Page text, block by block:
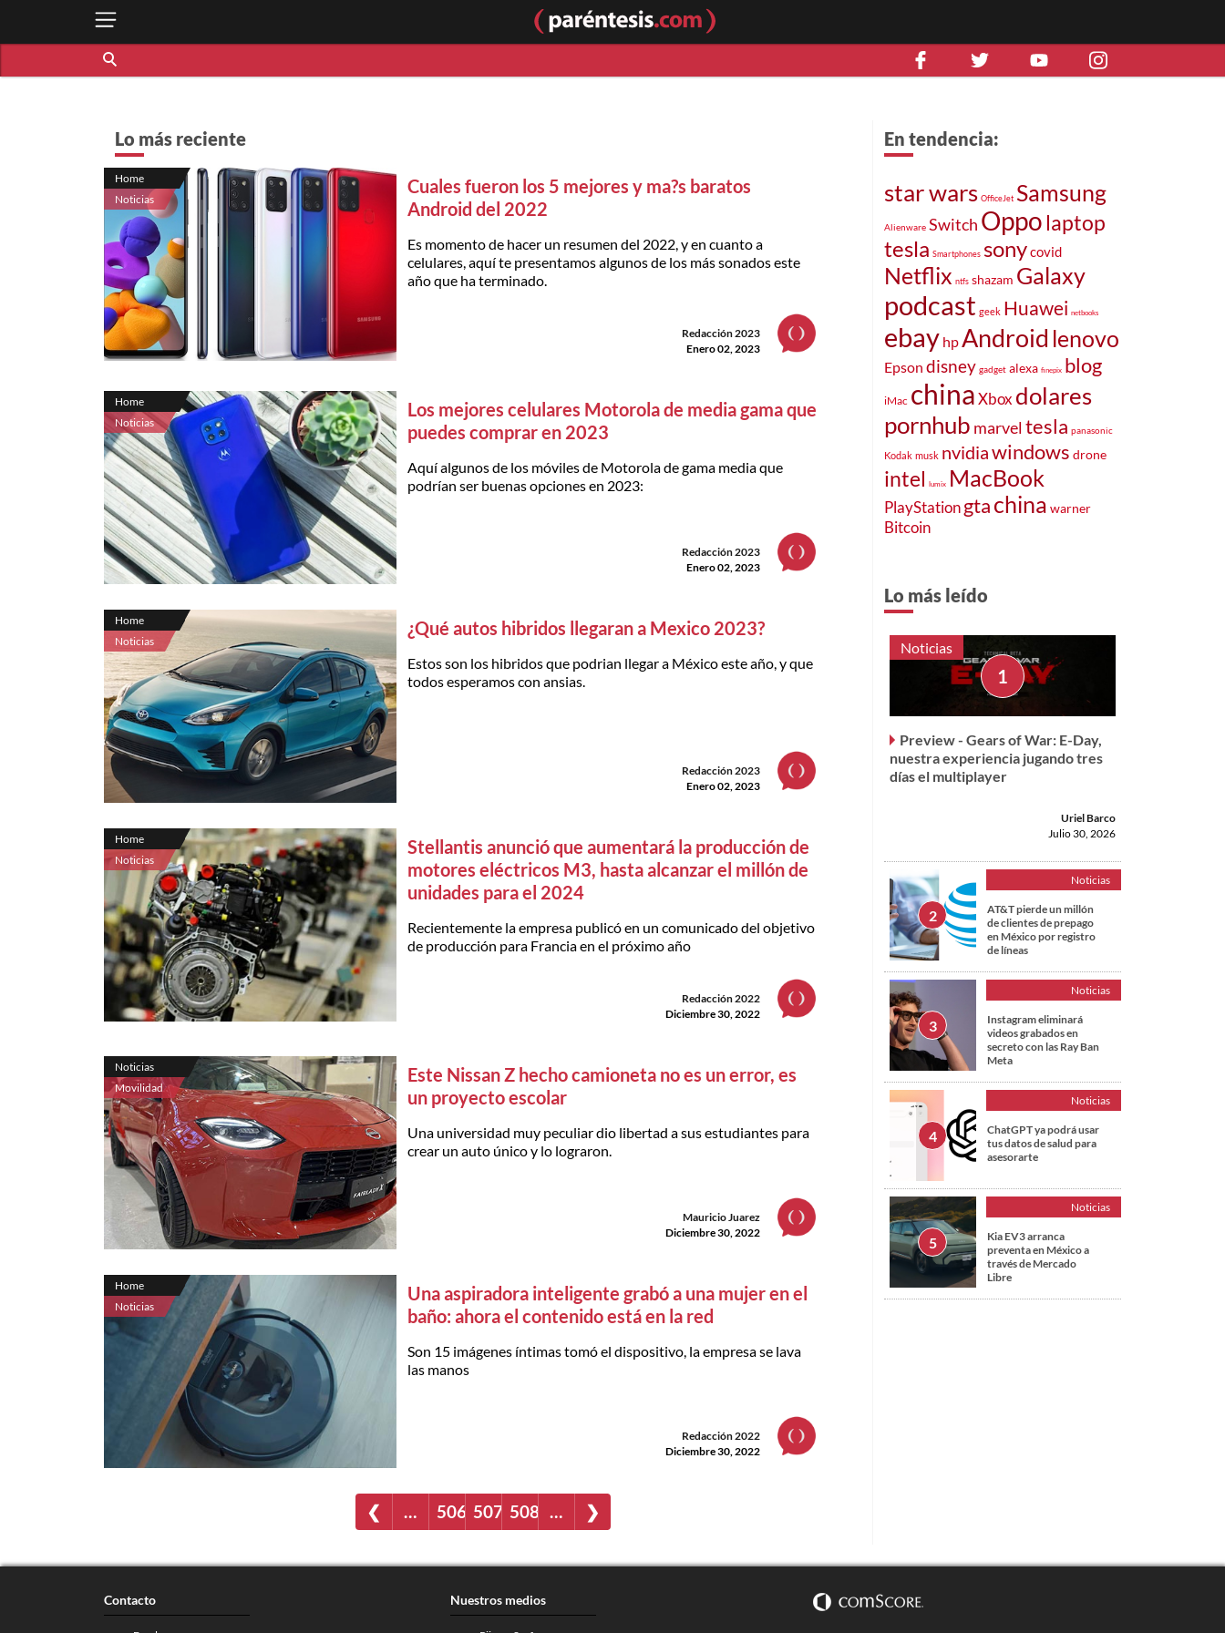
Lo más reciente
Home
Noticias
Cuales fueron los 5 mejores y ma?s baratos
Android del 2022
Es momento de hacer un resumen del 2022, y en cuanto a
celulares, aquí te presentamos algunos de los más sonados este
año que ha terminado.
Redacción 2023
Enero 02, 2023
Home
Noticias
Los mejores celulares Motorola de media gama que
puedes comprar en 2023
Aquí algunos de los móviles de Motorola de gama media que
podrían ser buenas opciones en 2023:
Redacción 2023
Enero 02, 2023
Home
Noticias
¿Qué autos hibridos llegaran a Mexico 2023?
Estos son los hibridos que podrian llegar a México este año, y que
todos esperamos con ansias.
Redacción 2023
Enero 02, 2023
Home
Noticias
Stellantis anunció que aumentará la producción de
motores eléctricos M3, hasta alcanzar el millón de
unidades para el 2024
Recientemente la empresa publicó en un comunicado del objetivo
de producción para Francia en el próximo año
Redacción 2022
Diciembre 30, 2022
Noticias
Movilidad
Este Nissan Z hecho camioneta no es un error, es
un proyecto escolar
Una universidad muy peculiar dio libertad a sus estudiantes para
crear un auto único y lo lograron.
Mauricio Juarez
Diciembre 30, 2022
Home
Noticias
Una aspiradora inteligente grabó a una mujer en el
baño: ahora el contenido está en la red
Son 15 imágenes íntimas tomó el dispositivo, la empresa se lava
las manos
Redacción 2022
Diciembre 30, 2022
❮ … 506 507 508 … ❯
En tendencia:
star wars OfficeJet Samsung
Alienware Switch Oppolaptop
tesla Smartphones sonycovid
Netflix ntfs shazam Galaxy
podcast geek Huawei netbooks
ebay hpAndroid lenovo
Epson disney gadget alexa finepix blog
iMac chinaXbox dolares
pornhub marveltesla panasonic
Kodak musk nvidiawindows drone
intel lumix MacBook
PlayStationgtachina warner
Bitcoin
Lo más leído
Noticias
Preview - Gears of War: E-Day,
nuestra experiencia jugando tres
días el multiplayer
Uriel Barco
Julio 30, 2026
Noticias
AT&T pierde un millón
de clientes de prepago
en México por registro
de líneas
Noticias
Instagram eliminará
videos grabados en
secreto con las Ray Ban
Meta
Noticias
ChatGPT ya podrá usar
tus datos de salud para
asesorarte
Noticias
Kia EV3 arranca
preventa en México a
través de Mercado
Libre
Contacto Nuestros medios